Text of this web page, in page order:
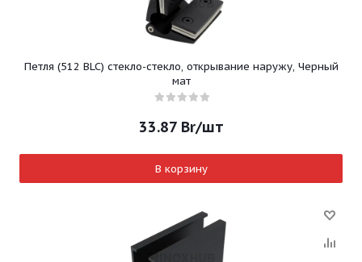
Петля (512 BLC) стекло-стекло, открывание наружу, Черный
мат
33.87Br/шт
В корзину